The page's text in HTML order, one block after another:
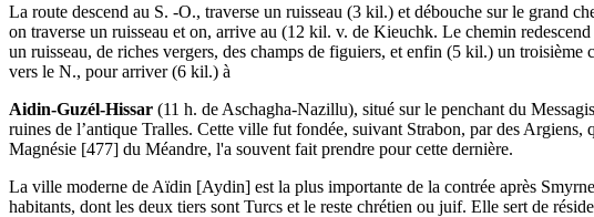
La route descend au S. -O., traverse un ruisseau (3 kil.) et débouche sur le grand
on traverse un ruisseau et on, arrive au (12 kil. v. de Kieuchk. Le chemin
un ruisseau, de riches vergers, des champs de figuiers, et enfin (5 kil.) un
vers le N., pour arriver (6 kil.) à
Aidin-Guzél-Hissar (11 h. de Aschagha-Nazillu), situé sur le penchant du
ruines de l’antique Tralles. Cette ville fut fondée, suivant Strabon, par des
Magnésie [477] du Méandre, l'a souvent fait prendre pour cette dernière.
La ville moderne de Aïdin [Aydin] est la plus importante de la contrée après
habitants, dont les deux tiers sont Turcs et le reste chrétien ou juif. Elle sert de